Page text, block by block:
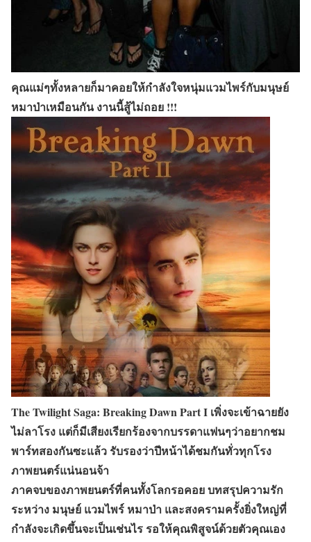
คุณแม่ๆทั้งหลายก็มาคอยให้กำลังใจหนุ่มแวมไพร์กับมนุษย์
หมาป่าเหมือนกัน งานนี้สู้ไม่ถอย !!!
The Twilight Saga: Breaking Dawn Part I เพิ่งจะเข้าฉายยัง
ไม่ลาโรง แต่ก็มีเสียงเรียกร้องจากบรรดาแฟนๆว่าอยากชม
พาร์ทสองกันซะแล้ว รับรองว่าปีหน้าได้ชมกันทั่วทุกโรง
ภาพยนตร์แน่นอนจ้า
ภาคจบของภาพยนตร์ที่คนทั้งโลกรอคอย บทสรุปความรัก
ระหว่าง มนุษย์ แวมไพร์ หมาป่า และสงครามครั้งยิ่งใหญ่ที่
กำลังจะเกิดขึ้นจะเป็นเช่นไร รอให้คุณพิสูจน์ด้วยตัวคุณเอง